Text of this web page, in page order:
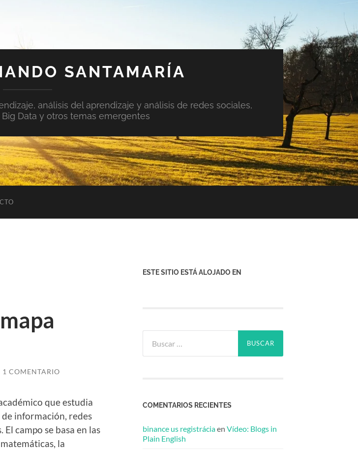
SANTAMARÍA
análisis del aprendizaje y análisis de redes sociales,
Data y otros temas emergentes
1 COMENTARIO
que estudia
de información, redes
campo se basa en las
la
ESTE SITIO ESTÁ ALOJADO EN
COMENTARIOS RECIENTES
binance us registráciaen Vídeo: Blogs in
Plain English